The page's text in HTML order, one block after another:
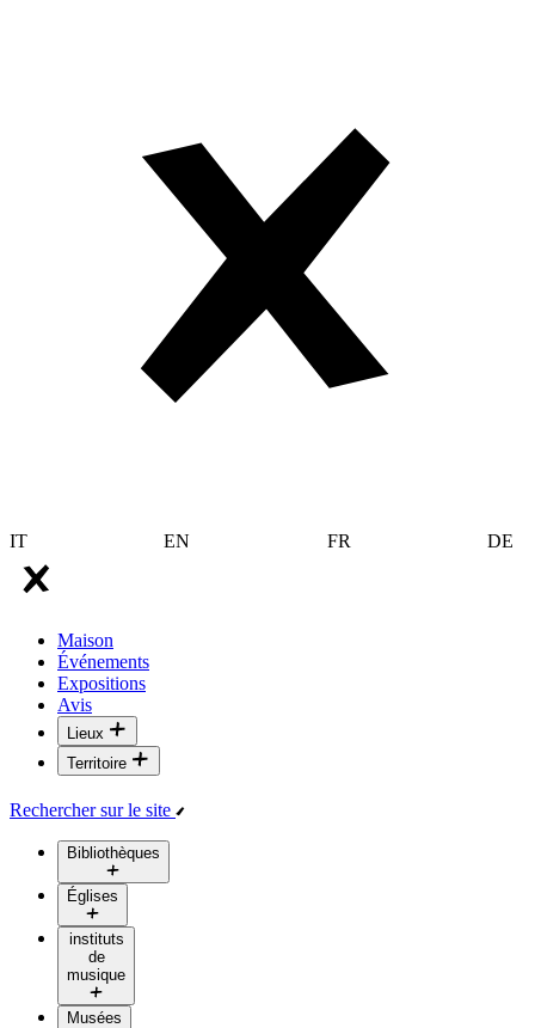
IT EN FR DE
Maison
Événements
Expositions
Avis
Lieux
Territoire
Rechercher sur le site
Bibliothèques
Églises
instituts
de
musique
Musées